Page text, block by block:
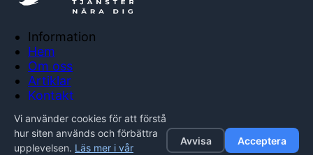
Information
Hem
Om oss
Artiklar
Kontakt
Integritetspolicy
Vi använder cookies för att förstå
hur siten används och förbättra
upplevelsen. Läs mer i vår
Avvisa Acceptera